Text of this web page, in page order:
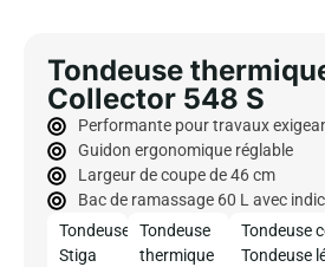
Tondeuse
Collector 548 S
Performante pour travaux
Guidon ergonomique réglable
Largeur de coupe de 46 cm
Bac de ramassage 60 L avec
Tondeuse
Stiga
Tondeuse
thermique
Tondeuse
Tondeuse